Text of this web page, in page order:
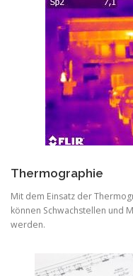
Thermographie
Mit dem Einsatz der
können Schwachstellen und
werden.